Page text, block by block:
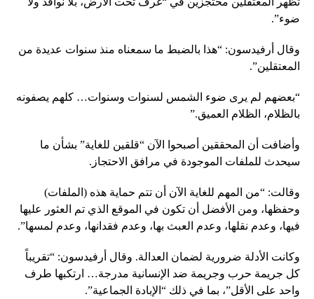
ضوء”.
وقال أرفيدسون: “هذا بالضبط ما سمعناه منذ سنوات عديدة من
المعتقلين”.
“بعضهم لم يرى ضوء الشمس لسنوات وسنوات… كلهم ​​يصفونه
بالظلام، الظلام العميق.”
وأضافت أن المحققين أصبحوا الآن “قلقين للغاية” بشأن ما
سيحدث للملفات الموجودة في مرافق الاحتجاز.
وقالت: “من المهم للغاية الآن أن تتم حماية هذه (الملفات)
وحفظها، ومن الأفضل أن تكون في الموقع الذي تم العثور عليها
فيها، وعدم نقلها، وعدم العبث بها، وعدم فقدانها، وعدم لمسها”.
وكانت الأدلة ضرورية لضمان العدالة. وقال أرفيدسون: “تقريباً
كل جريمة حرب وجريمة ضد الإنسانية مدرجة… ارتكبها طرف
واحد على الأقل”، بما في ذلك “الإبادة الجماعية”.